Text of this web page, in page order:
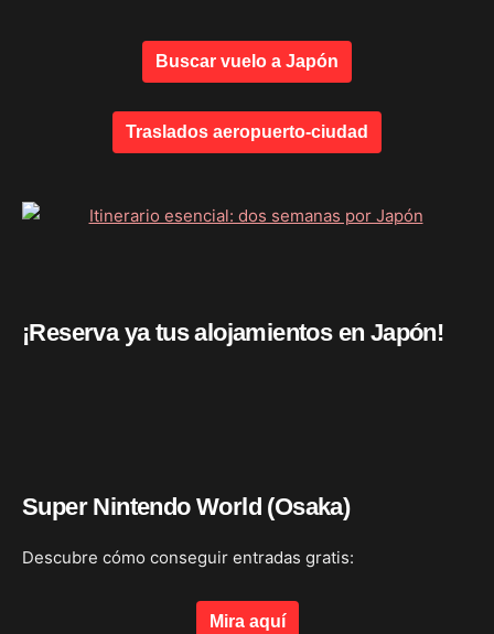
Buscar vuelo a Japón
Traslados aeropuerto-ciudad
¡Reserva ya tus alojamientos en Japón!
Super Nintendo World (Osaka)
Descubre cómo conseguir entradas gratis:
Mira aquí